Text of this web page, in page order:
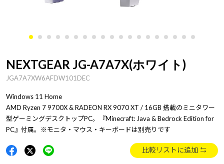
NEXTGEAR JG-A7A7X(ホワイト)
JGA7A7XW6AFDW101DEC
Windows 11 Home
AMD Ryzen 7 9700X & RADEON RX 9070 XT / 16GB 搭載のミニタワー
型ゲーミングデスクトップPC。『Minecraft: Java & Bedrock Edition for
PC』付属。※モニタ・マウス・キーボードは別売りです
比較リストに追加